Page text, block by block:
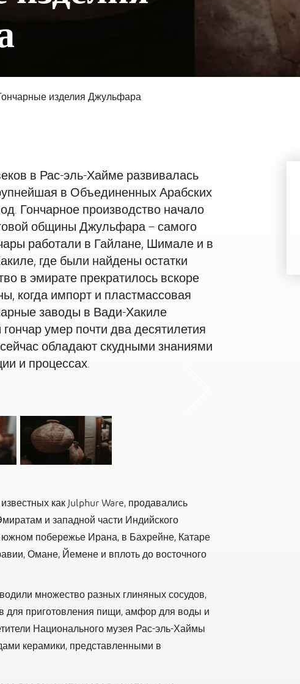
Мина
изделия Джульфара
в Рас-эль-Хайме развивалась
в Объединенных Арабских
Гончарное производство начало
общины Джульфара – самого
работали в Гайлане, Шимале и в
где были найдены остатки
в эмирате прекратилось вскоре
когда импорт и пластмассовая
заводы в Вади-Хакиле
умер почти два десятилетия
обладают скудными знаниями
и процессах.
как Julphur Ware, продавались
и западной части Индийского
побережье Ирана, в Бахрейне, Катаре
Омане, Йемене и вплоть до восточного
множество разных глиняных сосудов,
для приготовления пищи, амфор для воды и
Национального музея Рас-эль-Хаймы
керамики, представленными в